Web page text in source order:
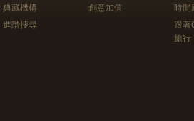
典藏機構
進階搜尋
創意加值
時間
跟
旅行